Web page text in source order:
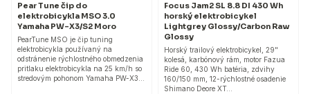
Pear Tune čip do
elektrobicykla MSO 3.0
Yamaha PW-X3/S2 Moro
PearTune MSO je čip tuning
elektrobicykla používaný na
odstránenie rýchlostného obmedzenia
pritlaku elektrobicykla na 25 km/h so
stredovým pohonom Yamaha PW-X3…
Focus Jam2 SL 8.8 DI 430 Wh
horský elektrobicykel
Lightgrey Glossy/Carbon Raw
Glossy
Horský trailový elektrobicykel, 29"
kolesá, karbónový rám, motor Fazua
Ride 60, 430 Wh batéria, zdvihy
160/150 mm, 12-rýchlostné osadenie
Shimano Deore XT…